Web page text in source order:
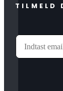
TILMELD